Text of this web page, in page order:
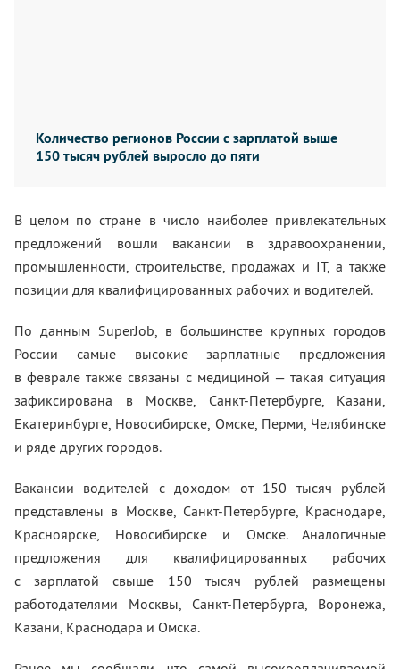
Количество регионов России с зарплатой выше
150 тысяч рублей выросло до пяти
В целом по стране в число наиболее привлекательных
предложений вошли вакансии в здравоохранении,
промышленности, строительстве, продажах и IT, а также
позиции для квалифицированных рабочих и водителей.
По данным SuperJob, в большинстве крупных городов
России самые высокие зарплатные предложения
в феврале также связаны с медициной — такая ситуация
зафиксирована в Москве, Санкт-Петербурге, Казани,
Екатеринбурге, Новосибирске, Омске, Перми, Челябинске
и ряде других городов.
Вакансии водителей с доходом от 150 тысяч рублей
представлены в Москве, Санкт-Петербурге, Краснодаре,
Красноярске, Новосибирске и Омске. Аналогичные
предложения для квалифицированных рабочих
с зарплатой свыше 150 тысяч рублей размещены
работодателями Москвы, Санкт-Петербурга, Воронежа,
Казани, Краснодара и Омска.